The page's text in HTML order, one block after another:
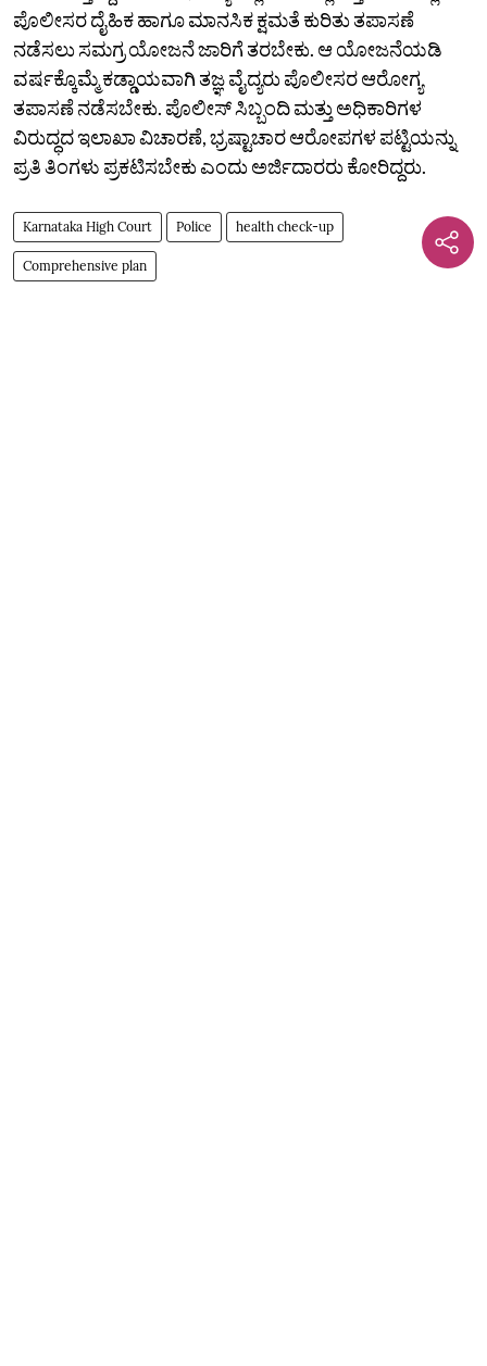
ಪೊಲೀಸರ ದೈಹಿಕ ಹಾಗೂ ಮಾನಸಿಕ ಕ್ಷಮತೆ ಕುರಿತು ತಪಾಸಣೆ
ನಡೆಸಲು ಸಮಗ್ರ ಯೋಜನೆ ಜಾರಿಗೆ ತರಬೇಕು. ಆ ಯೋಜನೆಯಡಿ
ವರ್ಷಕ್ಕೊಮ್ಮೆ ಕಡ್ಡಾಯವಾಗಿ ತಜ್ಞ ವೈದ್ಯರು ಪೊಲೀಸರ ಆರೋಗ್ಯ
ತಪಾಸಣೆ ನಡೆಸಬೇಕು. ಪೊಲೀಸ್ ಸಿಬ್ಬಂದಿ ಮತ್ತು ಅಧಿಕಾರಿಗಳ
ವಿರುದ್ಧದ ಇಲಾಖಾ ವಿಚಾರಣೆ, ಭ್ರಷ್ಟಾಚಾರ ಆರೋಪಗಳ ಪಟ್ಟಿಯನ್ನು
ಪ್ರತಿ ತಿಂಗಳು ಪ್ರಕಟಿಸಬೇಕು ಎಂದು ಅರ್ಜಿದಾರರು ಕೋರಿದ್ದರು.
Karnataka High Court Police health check-up
Comprehensive plan